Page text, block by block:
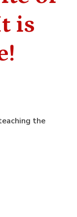
is
the